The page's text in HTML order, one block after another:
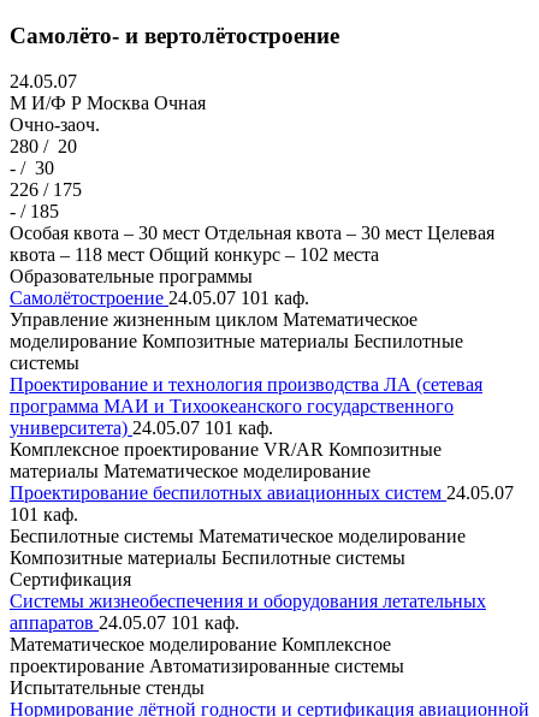
Самолёто- и вертолётостроение
24.05.07
M И/Ф Р Москва Очная
Очно-заоч.
280 / 20
- / 30
226 / 175
- / 185
Особая квота – 30 мест Отдельная квота – 30 мест Целевая
квота – 118 мест Общий конкурс – 102 места
Образовательные программы
Самолётостроение 24.05.07 101 каф.
Управление жизненным циклом Математическое
моделирование Композитные материалы Беспилотные
системы
Проектирование и технология производства ЛА (сетевая
программа МАИ и Тихоокеанского государственного
университета) 24.05.07 101 каф.
Комплексное проектирование VR/AR Композитные
материалы Математическое моделирование
Проектирование беспилотных авиационных систем 24.05.07
101 каф.
Беспилотные системы Математическое моделирование
Композитные материалы Беспилотные системы
Сертификация
Системы жизнеобеспечения и оборудования летательных
аппаратов 24.05.07 101 каф.
Математическое моделирование Комплексное
проектирование Автоматизированные системы
Испытательные стенды
Нормирование лётной годности и сертификация авиационной